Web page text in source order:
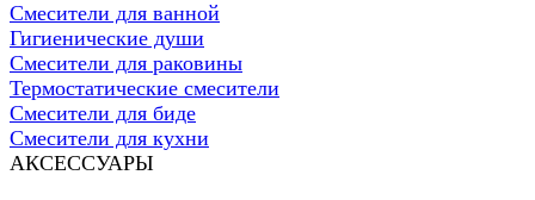
Смесители для ванной
Гигиенические души
Смесители для раковины
Термостатические смесители
Смесители для биде
Смесители для кухни
АКСЕССУАРЫ